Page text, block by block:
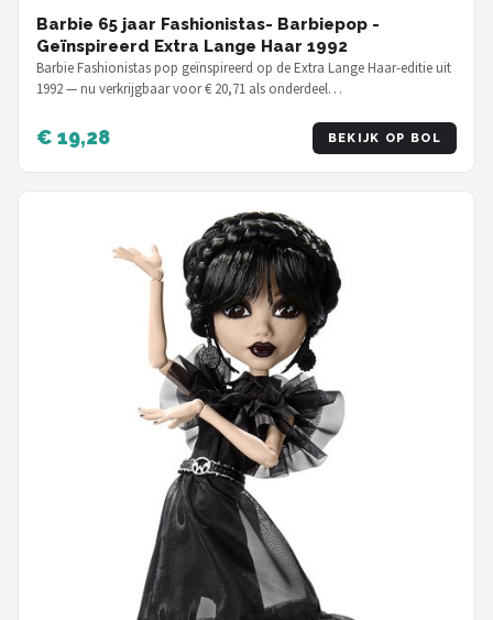
Barbie 65 jaar Fashionistas- Barbiepop -
Geïnspireerd Extra Lange Haar 1992
Barbie Fashionistas pop geïnspireerd op de Extra Lange Haar-editie uit
1992 — nu verkrijgbaar voor € 20,71 als onderdeel…
€ 19,28 BEKIJK OP BOL